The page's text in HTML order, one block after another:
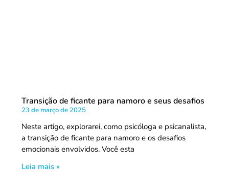
Transição de ficante para namoro e seus desafios
23 de março de 2025
Neste artigo, explorarei, como psicóloga e psicanalista,
a transição de ficante para namoro e os desafios
emocionais envolvidos. Você esta
Leia mais »